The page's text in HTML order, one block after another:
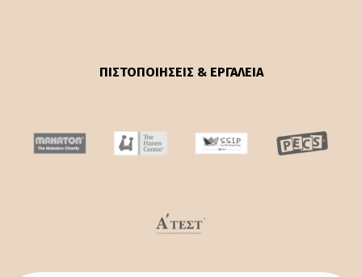
ΠΙΣΤΟΠΟΙΗΣΕΙΣ & ΕΡΓΑΛΕΙΑ